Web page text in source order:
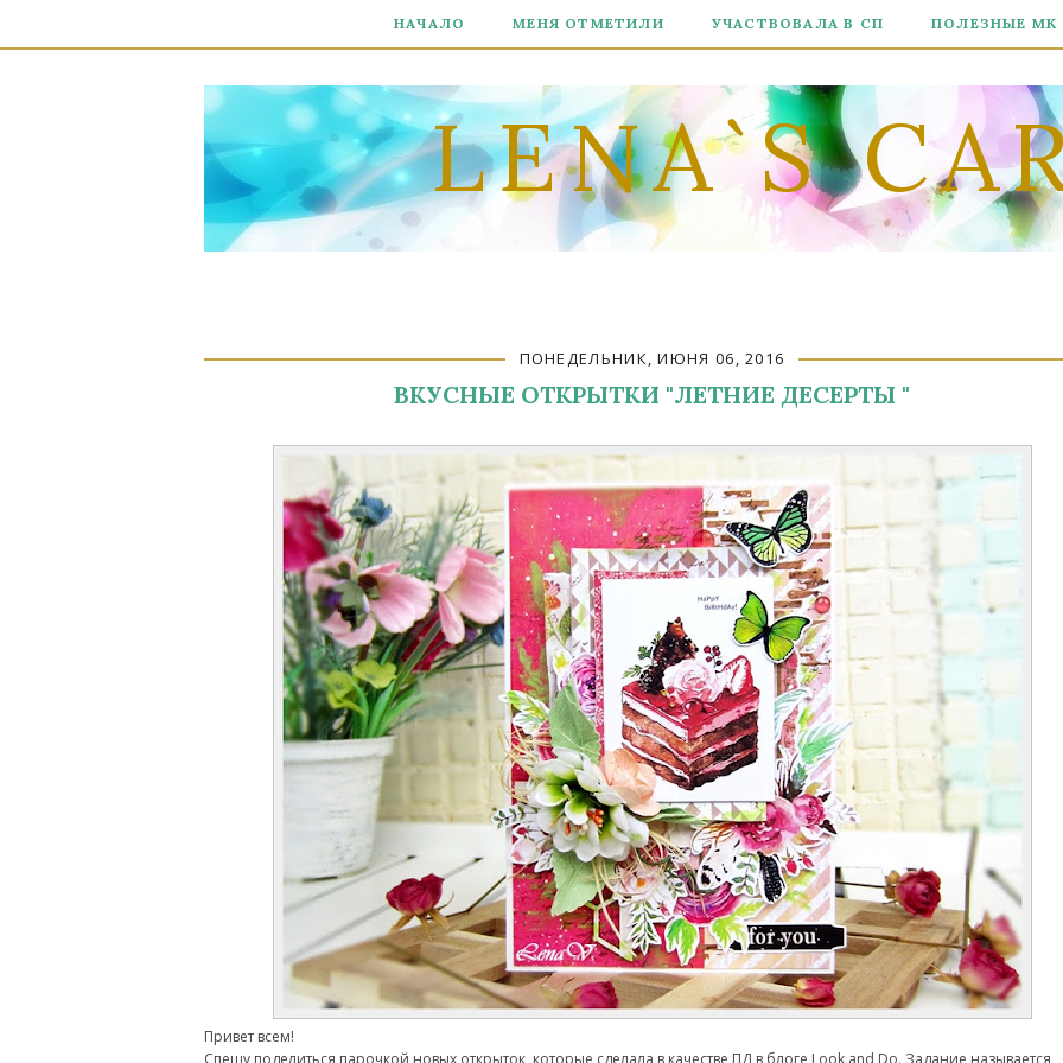
НАЧАЛО МЕНЯ ОТМЕТИЛИ УЧАСТВОВАЛА В СП ПОЛЕЗНЫЕ МК
LENA`S
ПОНЕДЕЛЬНИК, ИЮНЯ 06, 2016
ВКУСНЫЕ ОТКРЫТКИ "ЛЕТНИЕ ДЕСЕРТЫ "
Привет всем!
Спешу поделиться парочкой новых открыток, которые сделала в качестве ПД в блоге Look and Do. Задание называется